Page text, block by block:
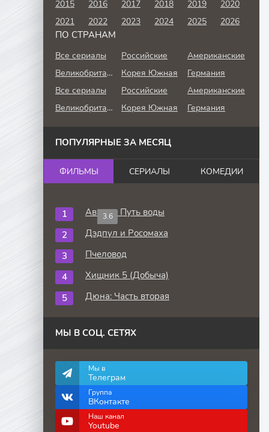
2015 2016 2017 2018 2019
2020
2021
2022 2023 2024 2025 2026
ПО СТРАНАМ
Все сериалы Российские
Американские
Великобритания
Корея Южная
Германия
Все сериалы
Российские
Американские
Великобритания
Корея Южная Германия
ПОПУЛЯРНЫЕ ЗА МЕСЯЦ
ФИЛЬМЫ СЕРИАЛЫ КОМЕДИИ
3.6
Аватар: Путь воды
Дэдпул и Росомаха
Пчеловод
Хищник 5 (Добыча)
Дюна: Часть вторая
МЫ В СОЦ. СЕТЯХ
Мы в
Телеграм
Группа
ВКонтакте
Наш канал
Youtube